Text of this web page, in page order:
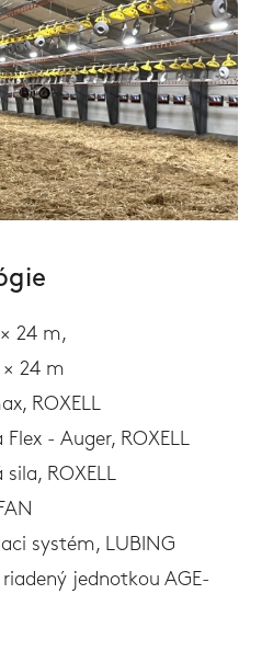
24 m,
× 24 m
ROXELL
- Auger, ROXELL
ROXELL
systém, LUBING
jednotkou AGE-